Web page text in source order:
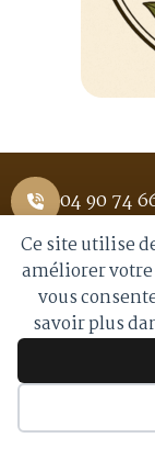
04 90 74
1 Place
© 2026
Ce site utilise
améliorer
vous
savoir plus